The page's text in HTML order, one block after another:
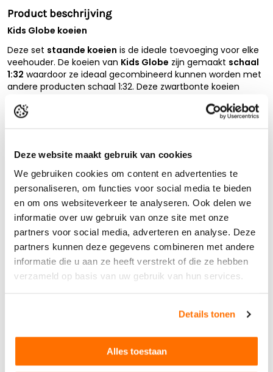
Deze website maakt gebruik van cookies
We gebruiken cookies om content en advertenties te
personaliseren, om functies voor social media te bieden
en om ons websiteverkeer te analyseren. Ook delen we
informatie over uw gebruik van onze site met onze
partners voor social media, adverteren en analyse. Deze
partners kunnen deze gegevens combineren met andere
informatie die u aan ze heeft verstrekt of die ze hebben
verzameld op basis van uw gebruik van hun services.
Details tonen
Alles toestaan
Product beschrijving
Kids Globe koeien
Deze set staande koeien is de ideale toevoeging voor elke
veehouder. De koeien van Kids Globe zijn gemaakt schaal
1:32 waardoor ze ideaal gecombineerd kunnen worden met
andere producten schaal 1:32. Deze zwartbonte koeien
één van de loopstallen van Kids Globe. Maar ook in de weide
Lees de volledige beschrijving
Product reviews
Anderen bekeken ook...